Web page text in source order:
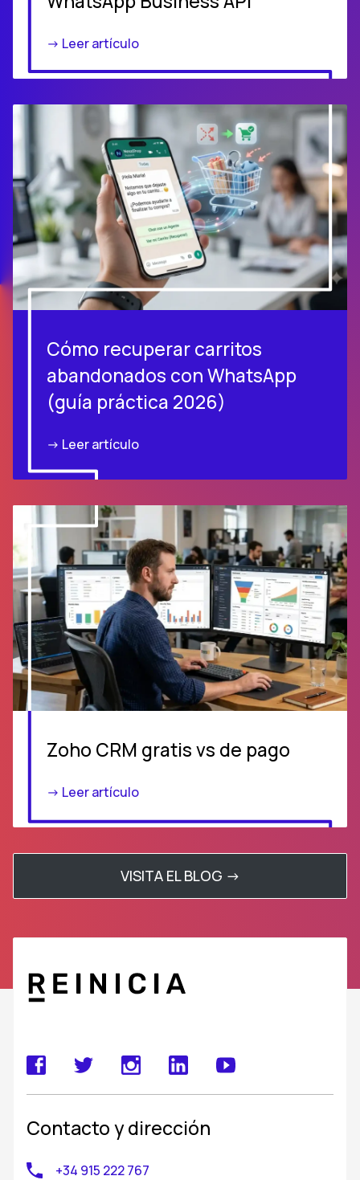
-> Leer artículo
Cómo recuperar carritos
abandonados con WhatsApp
(guía práctica 2026)
-> Leer artículo
Zoho CRM gratis vs de pago
-> Leer artículo
VISITA EL BLOG ->
Contacto y dirección
+34 915 222 767